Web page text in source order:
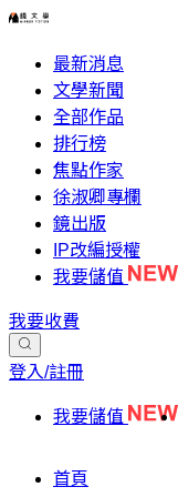
最新消息
文學新聞
全部作品
排行榜
焦點作家
徐淑卿專欄
鏡出版
IP改編授權
我要儲值
我要收費
登入/註冊
我要儲值
首頁